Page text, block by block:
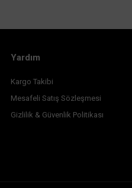
Yardım
Kargo Takibi
Mesafeli Satış Sözleşmesi
Gizlilik & Güvenlik Politikası